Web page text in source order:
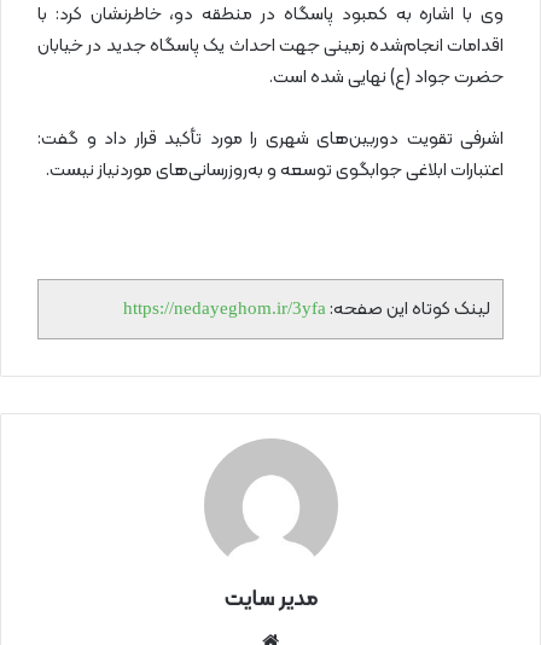
وی با اشاره به کمبود پاسگاه در منطقه دو، خاطرنشان کرد: با
اقدامات انجام‌شده زمینی جهت احداث یک پاسگاه جدید در خیابان
حضرت جواد (ع) نهایی شده است.
اشرفی تقویت دوربین‌های شهری را مورد تأکید قرار داد و گفت:
اعتبارات ابلاغی جوابگوی توسعه و به‌روزرسانی‌های موردنیاز نیست.
لینک کوتاه این صفحه: https://nedayeghom.ir/3yfa
مدیر سایت